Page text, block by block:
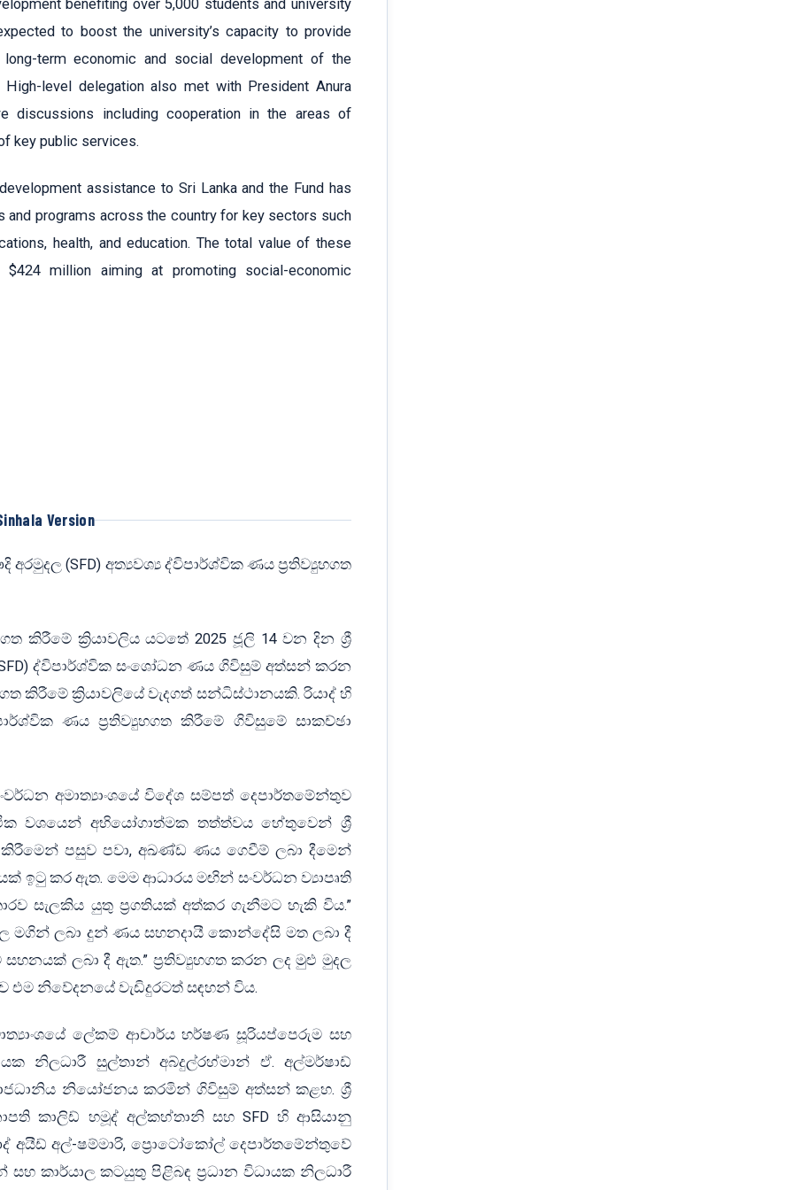
benefiting over 5,000 students and university
to boost the university’s capacity to provide
term economic and social development of the
High-level delegation also met with President Anura
discussions including cooperation in the areas of
key public services.
assistance to Sri Lanka and the Fund has
and programs across the country for key sectors such
health, and education. The total value of these
million aiming at promoting social-economic
Version
අරමුදල (SFD) අත්‍යවශ්‍ය ද්විපාර්ශ්වික ණය ප්‍රතිව්‍යුහගත
කිරීමේ ක්‍රියාවලිය යටතේ 2025 ජූලි 14 වන දින ශ්‍රී
ද්විපාර්ශ්වික සංශෝධන ණය ගිවිසුම් අත්සන් කරන
කිරීමේ ක්‍රියාවලියේ වැදගත් සන්ධිස්ථානයකි. රියාද් හි
ණය ප්‍රතිව්‍යුහගත කිරීමේ ගිවිසුමේ සාකච්ඡා
අමාත්‍යාංශයේ විදේශ සම්පත් දෙපාර්තමේන්තුව
වශයෙන් අභියෝගාත්මක තත්ත්වය හේතුවෙන් ශ්‍රී
පසුව පවා, අඛණ්ඩ ණය ගෙවීම් ලබා දීමෙන්
ඉටු කර ඇත. මෙම ආධාරය මඟින් සංවර්ධන ව්‍යාපෘති
සැලකිය යුතු ප්‍රගතියක් අත්කර ගැනීමට හැකි විය.”
මගින් ලබා දුන් ණය සහනදායී කොන්දේසි මත ලබා දී
ලබා දී ඇත.” ප්‍රතිව්‍යුහගත කරන ලද මුළු මුදල
බව එම නිවේදනයේ වැඩිදුරටත් සඳහන් විය.
ලේකම් ආචාර්ය හර්ෂණ සූරියප්පෙරුම සහ
නිලධාරී සුල්තාන් අබ්දුල්රහ්මාන් ඒ. අල්මර්ෂාඩ්
නියෝජනය කරමින් ගිවිසුම් අත්සන් කළහ. ශ්‍රී
කාලිඩ් හමූද් අල්කහ්තානි සහ SFD හි ආසියානු
අයීඩ් අල්-ෂම්මාරි, ප්‍රොටෝකෝල් දෙපාර්තමේන්තුවේ
කාර්යාල කටයුතු පිළිබඳ ප්‍රධාන විධායක නිලධාරී